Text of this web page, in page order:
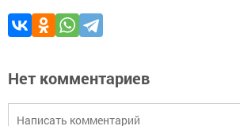
Нет комментариев